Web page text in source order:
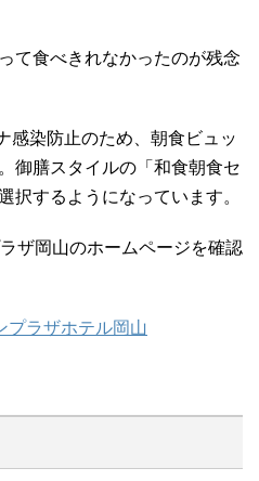
て食べきれなかったのが残念
感染防止のため、朝食ビュッ
御膳スタイルの「和食朝食セ
択するようになっています。
ザ岡山のホームページを確認
プラザホテル岡山